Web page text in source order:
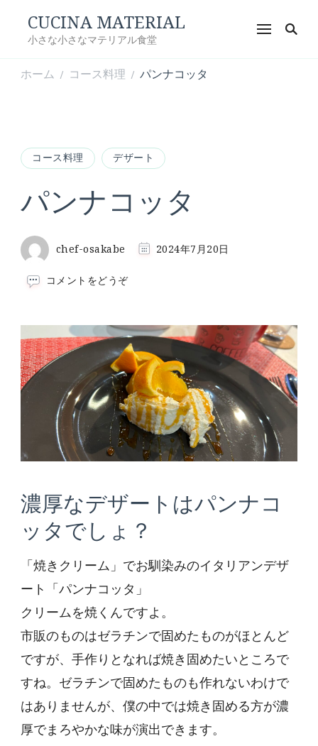
CUCINA MATERIAL
小さな小さなマテリアル食堂
ホーム / コース料理 / パンナコッタ
コース料理 デザート
パンナコッタ
chef-osakabe 2024年7月20日
コメントをどうぞ(パ
コ
ッ
タ)
濃厚なデザートはパンナコ
ッタでしょ？
「焼きクリーム」でお馴染みのイタリアンデザ
ート「パンナコッタ」
クリームを焼くんですよ。
市販のものはゼラチンで固めたものがほとんど
ですが、手作りとなれば焼き固めたいところで
すね。ゼラチンで固めたものも作れないわけで
はありませんが、僕の中では焼き固める方が濃
厚でまろやかな味が演出できます。